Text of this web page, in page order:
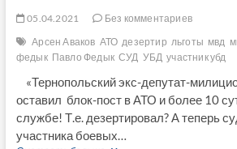
05.04.2021
Без комментариев
Арсен Аваков АТО дезертир льготы мвд
федык Павло Федык СУД УБД участник убд
«Тернопольский экс-депутат-
оставил блок-пост в АТО и более 10
службе! Т.е. дезертировал? А теперь
участника боевых…